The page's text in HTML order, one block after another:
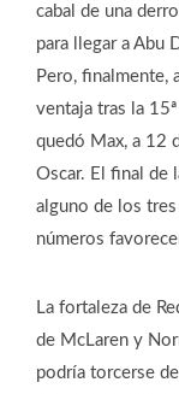
cabal de una
para llegar a Abu
Pero, finalmente,
ventaja tras la
quedó Max, a 12
Oscar. El final de
alguno de los
números
La fortaleza de
de McLaren y
podría torcerse